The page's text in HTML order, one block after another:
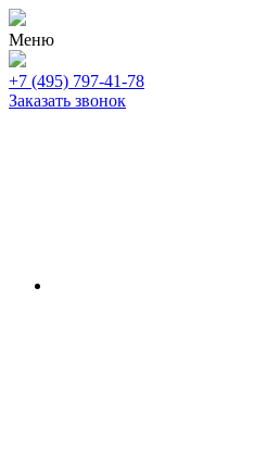
Меню
+7 (495) 797-41-78
Заказать звонок